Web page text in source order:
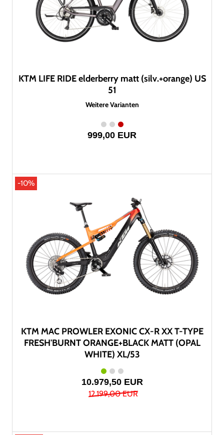
KTM LIFE RIDE elderberry matt (silv.+orange) US
51
Weitere Varianten
999,00 EUR
-10%
KTM MAC PROWLER EXONIC CX-R XX T-TYPE
FRESH'BURNT ORANGE+BLACK MATT (OPAL
WHITE) XL/53
10.979,50 EUR
12.199,00 EUR